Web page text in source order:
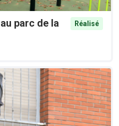
parc de la
Réalisé